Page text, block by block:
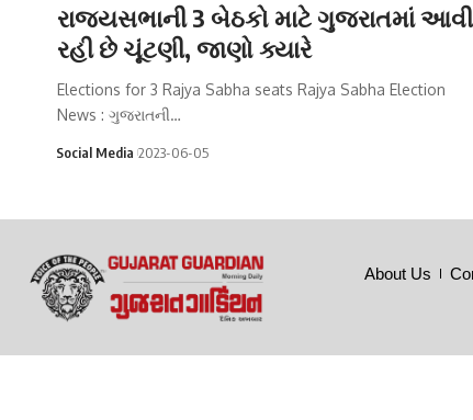
રાજ્યસભાની 3 બેઠકો માટે ગુજરાતમાં આવી
રહી છે ચૂંટણી, જાણો ક્યારે
Elections for 3 Rajya Sabha seats Rajya Sabha Election
News : ગુજરાતની…
Social Media 2023-06-05
About Us